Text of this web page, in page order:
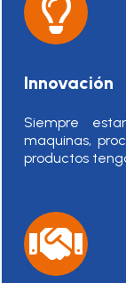
Innovación
Siempre
maquinas,
productos